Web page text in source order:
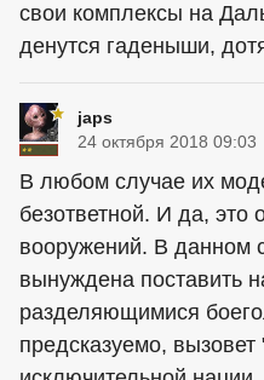
свои комплексы на
денутся гаденыши,
japs
24 октября 2018 09:03
В любом случае их
безответной. И да, это
вооружений. В данном
вынуждена поставить
разделяющимися
предсказуемо,